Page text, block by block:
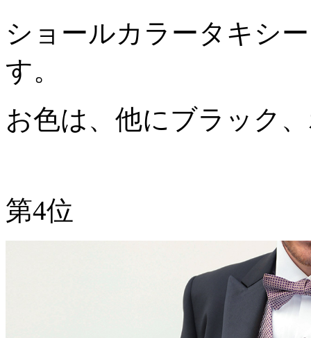
ショールカラータキシ
す。
お色は、他にブラック
第4位